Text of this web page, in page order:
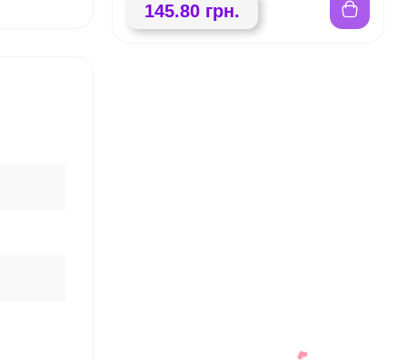
145.80 грн.